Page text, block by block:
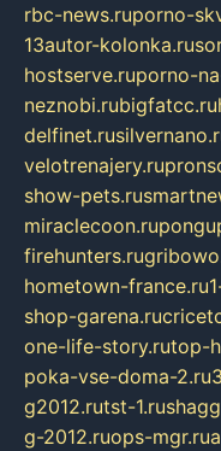
rbc-news.ruporno-
13autor-kolonka.ru
hostserve.ruporno-
neznobi.rubigfatcc.ru
delfinet.ru
velotrenajery.ru
show-pets.ru
miraclecoon.ru
firehunters.ru
hometown-france.ru
shop-garena.ru
one-life-story.rutop-
poka-vse-doma-2.ru
g2012.rutst-1.ru
g-2012.ruops-mgr.ru